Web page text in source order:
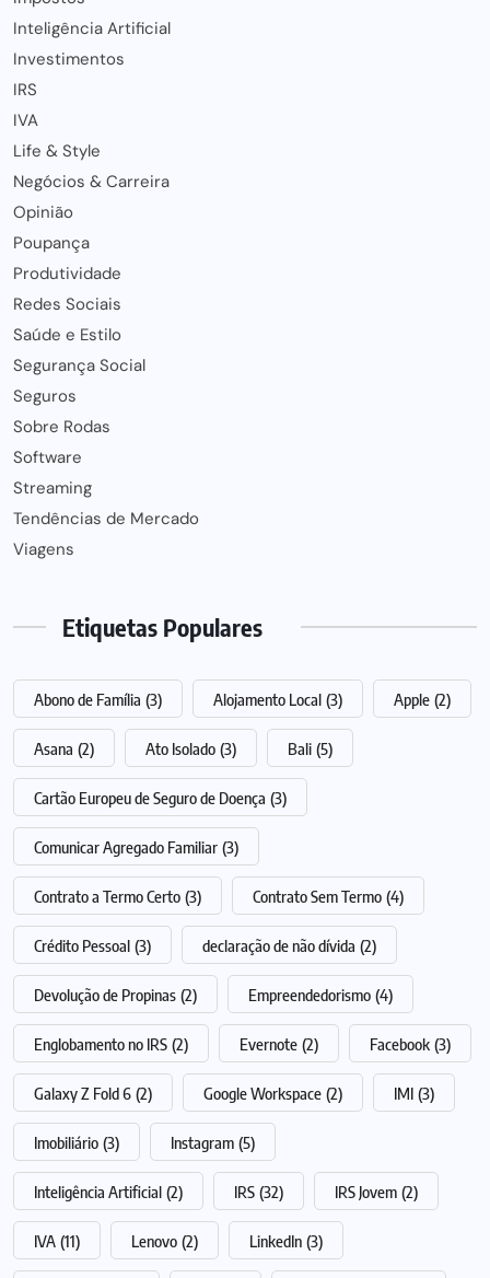
Inteligência Artificial
Investimentos
IRS
IVA
Life & Style
Negócios & Carreira
Opinião
Poupança
Produtividade
Redes Sociais
Saúde e Estilo
Segurança Social
Seguros
Sobre Rodas
Software
Streaming
Tendências de Mercado
Viagens
Etiquetas Populares
Abono de Família (3) Alojamento Local (3) Apple (2)
Asana (2) Ato Isolado (3) Bali (5)
Cartão Europeu de Seguro de Doença (3)
Comunicar Agregado Familiar (3)
Contrato a Termo Certo (3) Contrato Sem Termo (4)
Crédito Pessoal (3) declaração de não dívida (2)
Devolução de Propinas (2) Empreendedorismo (4)
Englobamento no IRS (2) Evernote (2) Facebook (3)
Galaxy Z Fold 6 (2) Google Workspace (2) IMI (3)
Imobiliário (3) Instagram (5)
Inteligência Artificial (2) IRS (32) IRS Jovem (2)
IVA (11) Lenovo (2) LinkedIn (3)